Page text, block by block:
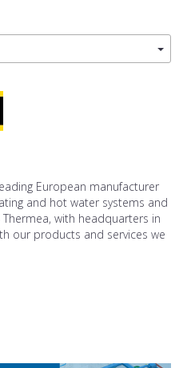
European manufacturer
and hot water systems and
with headquarters in
our products and services we